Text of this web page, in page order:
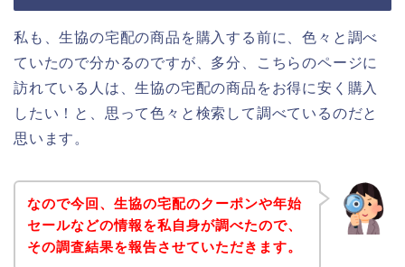
私も、生協の宅配の商品を購入する前に、色々と調べ
ていたので分かるのですが、多分、こちらのページに
訪れている人は、生協の宅配の商品をお得に安く購入
したい！と、思って色々と検索して調べているのだと
思います。
なので今回、生協の宅配のクーポンや年始
セールなどの情報を私自身が調べたので、
その調査結果を報告させていただきます。